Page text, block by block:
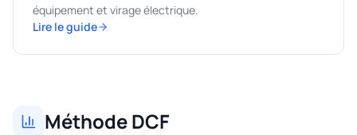
équipement et virage électrique.
Lire le guide
Méthode DCF